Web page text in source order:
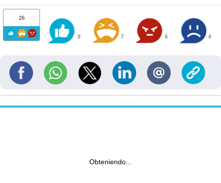
26
9 7 6 4
Obteniendo...